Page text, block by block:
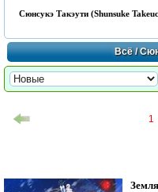
Сюнсукэ Такэути (Shunsuke
Всё/
1